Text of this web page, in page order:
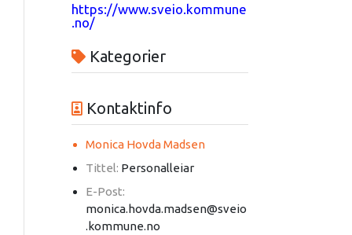
https://www.sveio.kommune
.no/
Kategorier
Kontaktinfo
Monica Hovda Madsen
Tittel: Personalleiar
E-Post:
monica.hovda.madsen@sveio
.kommune.no